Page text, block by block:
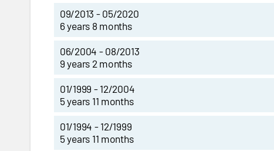
09/2013 - 05/2020
6 years 8 months
06/2004 - 08/2013
9 years 2 months
01/1999 - 12/2004
5 years 11 months
01/1994 - 12/1999
5 years 11 months